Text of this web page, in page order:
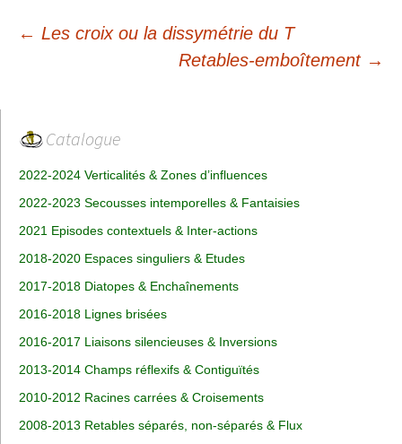
Navigation
← Les croix ou la dissymétrie du T
Retables-emboîtement →
Catalogue
2022-2024 Verticalités & Zones d’influences
2022-2023 Secousses intemporelles & Fantaisies
2021 Episodes contextuels & Inter-actions
2018-2020 Espaces singuliers & Etudes
2017-2018 Diatopes & Enchaînements
2016-2018 Lignes brisées
2016-2017 Liaisons silencieuses & Inversions
2013-2014 Champs réflexifs & Contiguïtés
2010-2012 Racines carrées & Croisements
2008-2013 Retables séparés, non-séparés & Flux